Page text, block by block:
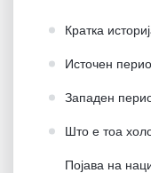
Кратка
Источен
Западен
Што е тоа
Појава на